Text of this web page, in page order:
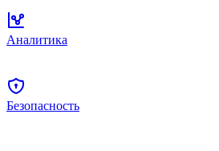
Аналитика
Безопасность